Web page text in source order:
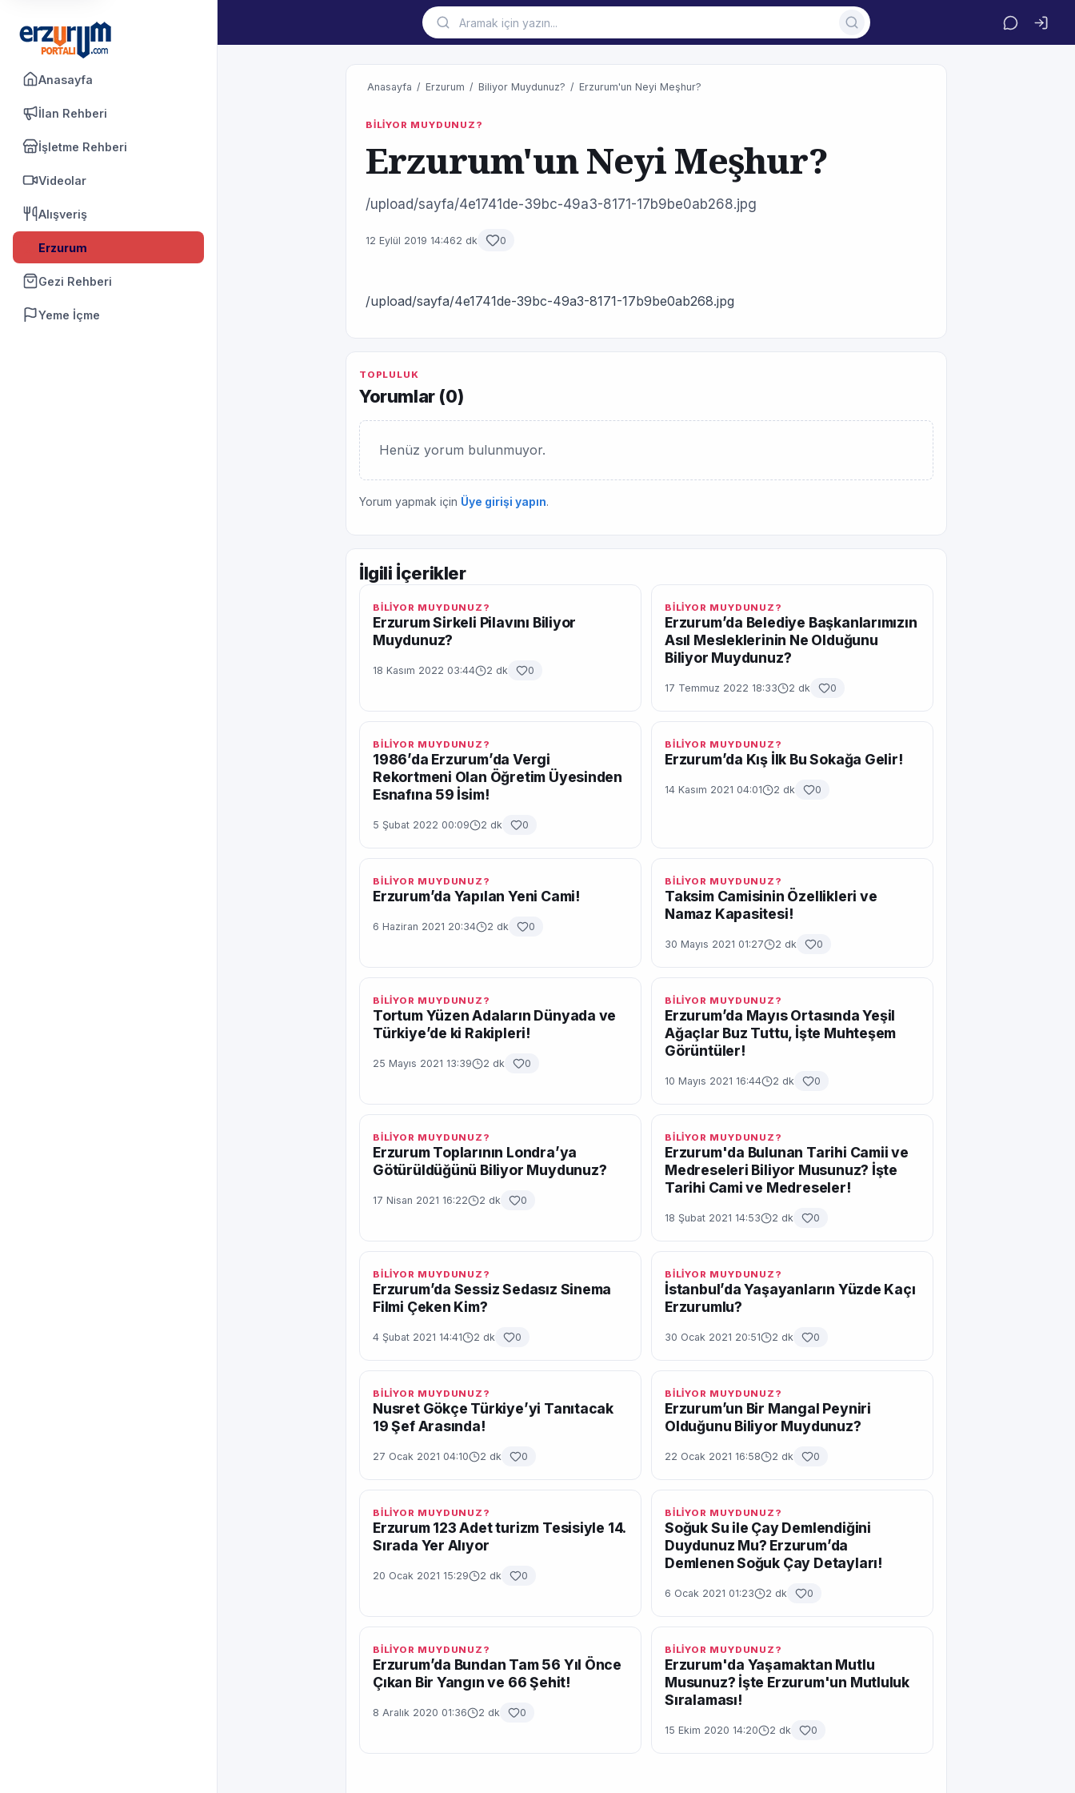
Anasayfa
İlan Rehberi
İşletme Rehberi
Videolar
Alışveriş
Erzurum
Gezi Rehberi
Yeme İçme
Anasayfa / Erzurum / Biliyor Muydunuz? / Erzurum'un Neyi Meşhur?
BİLİYOR MUYDUNUZ?
Erzurum'un Neyi Meşhur?
/upload/sayfa/4e1741de-39bc-49a3-8171-17b9be0ab268.jpg
12 Eylül 2019 14:462 dk 0
/upload/sayfa/4e1741de-39bc-49a3-8171-17b9be0ab268.jpg
TOPLULUK
Yorumlar (0)
Henüz yorum bulunmuyor.
Yorum yapmak için Üye girişi yapın.
İlgili İçerikler
BİLİYOR MUYDUNUZ?
Erzurum Sirkeli Pilavını Biliyor
Muydunuz?
18 Kasım 2022 03:44 2 dk 0
BİLİYOR MUYDUNUZ?
Erzurum’da Belediye Başkanlarımızın
Asıl Mesleklerinin Ne Olduğunu
Biliyor Muydunuz?
17 Temmuz 2022 18:33 2 dk 0
BİLİYOR MUYDUNUZ?
1986’da Erzurum’da Vergi
Rekortmeni Olan Öğretim Üyesinden
Esnafına 59 İsim!
5 Şubat 2022 00:09 2 dk 0
BİLİYOR MUYDUNUZ?
Erzurum’da Kış İlk Bu Sokağa Gelir!
14 Kasım 2021 04:01 2 dk 0
BİLİYOR MUYDUNUZ?
Erzurum’da Yapılan Yeni Cami!
6 Haziran 2021 20:34 2 dk 0
BİLİYOR MUYDUNUZ?
Taksim Camisinin Özellikleri ve
Namaz Kapasitesi!
30 Mayıs 2021 01:27 2 dk 0
BİLİYOR MUYDUNUZ?
Tortum Yüzen Adaların Dünyada ve
Türkiye’de ki Rakipleri!
25 Mayıs 2021 13:39 2 dk 0
BİLİYOR MUYDUNUZ?
Erzurum’da Mayıs Ortasında Yeşil
Ağaçlar Buz Tuttu, İşte Muhteşem
Görüntüler!
10 Mayıs 2021 16:44 2 dk 0
BİLİYOR MUYDUNUZ?
Erzurum Toplarının Londra’ya
Götürüldüğünü Biliyor Muydunuz?
17 Nisan 2021 16:22 2 dk 0
BİLİYOR MUYDUNUZ?
Erzurum'da Bulunan Tarihi Camii ve
Medreseleri Biliyor Musunuz? İşte
Tarihi Cami ve Medreseler!
18 Şubat 2021 14:53 2 dk 0
BİLİYOR MUYDUNUZ?
Erzurum’da Sessiz Sedasız Sinema
Filmi Çeken Kim?
4 Şubat 2021 14:41 2 dk 0
BİLİYOR MUYDUNUZ?
İstanbul’da Yaşayanların Yüzde Kaçı
Erzurumlu?
30 Ocak 2021 20:51 2 dk 0
BİLİYOR MUYDUNUZ?
Nusret Gökçe Türkiye’yi Tanıtacak
19 Şef Arasında!
27 Ocak 2021 04:10 2 dk 0
BİLİYOR MUYDUNUZ?
Erzurum’un Bir Mangal Peyniri
Olduğunu Biliyor Muydunuz?
22 Ocak 2021 16:58 2 dk 0
BİLİYOR MUYDUNUZ?
Erzurum 123 Adet turizm Tesisiyle 14.
Sırada Yer Alıyor
20 Ocak 2021 15:29 2 dk 0
BİLİYOR MUYDUNUZ?
Soğuk Su ile Çay Demlendiğini
Duydunuz Mu? Erzurum’da
Demlenen Soğuk Çay Detayları!
6 Ocak 2021 01:23 2 dk 0
BİLİYOR MUYDUNUZ?
Erzurum’da Bundan Tam 56 Yıl Önce
Çıkan Bir Yangın ve 66 Şehit!
8 Aralık 2020 01:36 2 dk 0
BİLİYOR MUYDUNUZ?
Erzurum'da Yaşamaktan Mutlu
Musunuz? İşte Erzurum'un Mutluluk
Sıralaması!
15 Ekim 2020 14:20 2 dk 0